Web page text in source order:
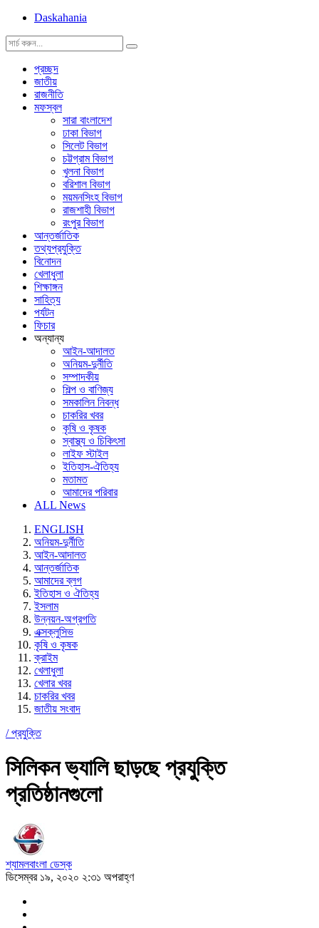
Daskahania
প্রচ্ছদ
জাতীয়
রাজনীতি
মফস্বল
সারা বাংলাদেশ
ঢাকা বিভাগ
সিলেট বিভাগ
চট্টগ্রাম বিভাগ
খুলনা বিভাগ
বরিশাল বিভাগ
ময়মনসিংহ বিভাগ
রাজশাহী বিভাগ
রংপুর বিভাগ
আন্তর্জাতিক
তথ্যপ্রযুক্তি
বিনোদন
খেলাধুলা
শিক্ষাঙ্গন
সাহিত্য
পর্যটন
ফিচার
অন্যান্য
আইন-আদালত
অনিয়ম-দুর্নীতি
সম্পাদকীয়
শিল্প ও বাণিজ্য
সমকালিন নিবন্ধ
চাকরির খবর
কৃষি ও কৃষক
স্বাস্থ্য ও চিকিৎসা
লাইফ স্টাইল
ইতিহাস-ঐতিহ্য
মতামত
আমাদের পরিবার
ALL News
ENGLISH
অনিয়ম-দুর্নীতি
আইন-আদালত
আন্তর্জাতিক
আমাদের ব্লগ
ইতিহাস ও ঐতিহ্য
ইসলাম
উন্নয়ন-অগ্রগতি
এক্সক্লুসিভ
কৃষি ও কৃষক
ক্রাইম
খেলাধুলা
খেলার খবর
চাকরির খবর
জাতীয় সংবাদ
/প্রযুক্তি
সিলিকন ভ্যালি ছাড়ছে প্রযুক্তি
প্রতিষ্ঠানগুলো
শ্যামলবাংলা ডেস্ক
ডিসেম্বর ১৯, ২০২০ ২:৩১ অপরাহ্ণ